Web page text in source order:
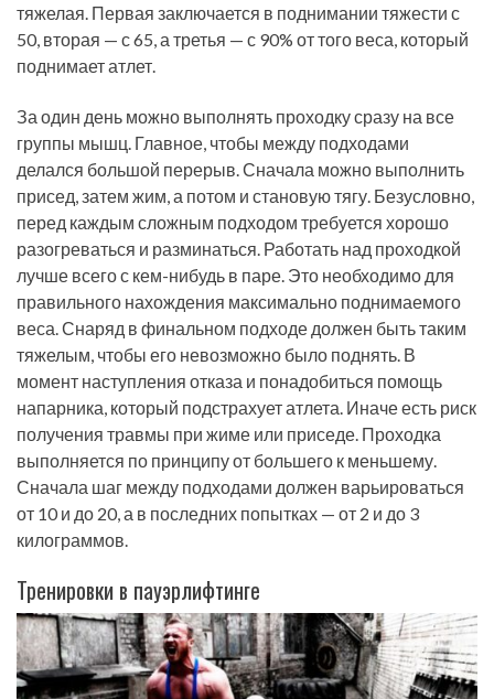
тяжелая. Первая заключается в поднимании тяжести с
50, вторая — с 65, а третья — с 90% от того веса, который
поднимает атлет.
За один день можно выполнять проходку сразу на все
группы мышц. Главное, чтобы между подходами
делался большой перерыв. Сначала можно выполнить
присед, затем жим, а потом и становую тягу. Безусловно,
перед каждым сложным подходом требуется хорошо
разогреваться и разминаться. Работать над проходкой
лучше всего с кем-нибудь в паре. Это необходимо для
правильного нахождения максимально поднимаемого
веса. Снаряд в финальном подходе должен быть таким
тяжелым, чтобы его невозможно было поднять. В
момент наступления отказа и понадобиться помощь
напарника, который подстрахует атлета. Иначе есть риск
получения травмы при жиме или приседе. Проходка
выполняется по принципу от большего к меньшему.
Сначала шаг между подходами должен варьироваться
от 10 и до 20, а в последних попытках — от 2 и до 3
килограммов.
Тренировки в пауэрлифтинге